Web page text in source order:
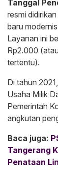
Tanggal
resmi
baru
Layanan ini
Rp2.000
tertentu).
Di tahun
Usaha Milik
Pemerintah
angkutan
Baca juga:
Tangerang
Penataan